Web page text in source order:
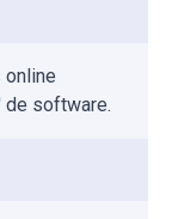
online
de software.